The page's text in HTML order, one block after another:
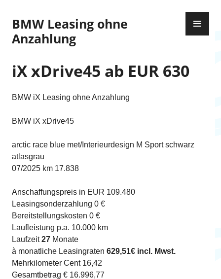
m
I
h
a
t
p
i
n
g
n
BMW Leasing ohne
Anzahlung
iX xDrive45 ab EUR 630
BMW iX Leasing ohne Anzahlung
BMW iX xDrive45
arctic race blue met/Interieurdesign M Sport schwarz
atlasgrau
07/2025 km 17.838
Anschaffungspreis in EUR 109.480
Leasingsonderzahlung 0 €
Bereitstellungskosten 0 €
Laufleistung p.a. 10.000 km
Laufzeit27 Monate
à monatliche Leasingraten 629,51€ incl. Mwst.
Mehrkilometer Cent 16,42
Gesamtbetrag € 16.996,77